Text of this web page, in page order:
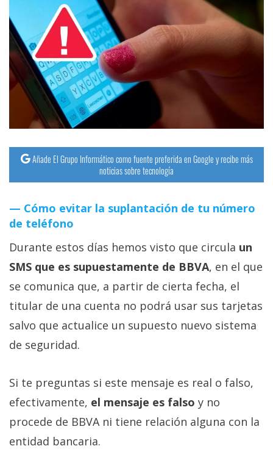
Añade El Grupo Informático como fuente preferida en Google y recibe más
noticias sobre tecnología
Cómo evitar la suplantación de tu número
de teléfono
Durante estos días hemos visto que circula un
SMS que es supuestamente de BBVA, en el que
se comunica que, a partir de cierta fecha, el
titular de una cuenta no podrá usar sus tarjetas
salvo que actualice un supuesto nuevo sistema
de seguridad.
Si te preguntas si este mensaje es real o falso,
efectivamente, el mensaje es falso y no
procede de BBVA ni tiene relación alguna con la
entidad bancaria.